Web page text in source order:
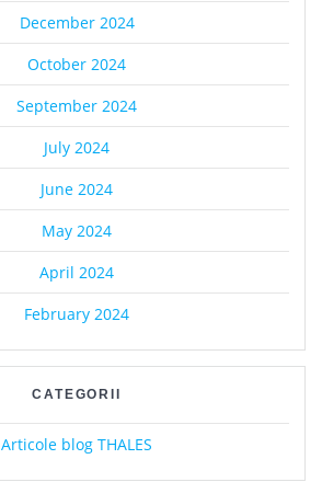
December 2024
October 2024
September 2024
July 2024
June 2024
May 2024
April 2024
February 2024
CATEGORII
Articole blog THALES